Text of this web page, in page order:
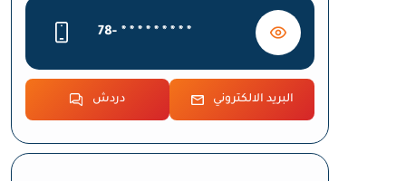
78- * * * * * * * * *
دردش البريد الالكتروني